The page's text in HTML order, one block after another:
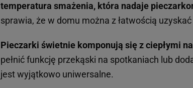
temperatura smażenia, która nadaje
sprawia, że w domu można z łatwością
Pieczarki świetnie komponują się z ciepłymi
pełnić funkcję przekąski na spotkaniach lub
jest wyjątkowo uniwersalne.